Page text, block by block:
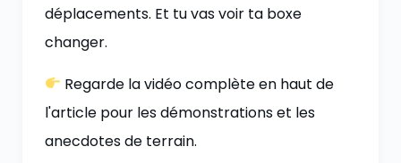
déplacements. Et tu vas voir ta boxe
changer.
Regarde la vidéo complète en haut de
l'article pour les démonstrations et les
anecdotes de terrain.